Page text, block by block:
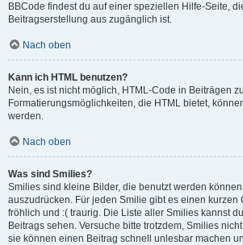
BBCode findest du auf einer speziellen Hilfe-Seite,
Beitragserstellung aus zugänglich ist.
Nach oben
Kann ich HTML benutzen?
Nein, es ist nicht möglich, HTML-Code in Beiträgen
Formatierungsmöglichkeiten, die HTML bietet,
werden.
Nach oben
Was sind Smilies?
Smilies sind kleine Bilder, die benutzt werden
auszudrücken. Für jeden Smilie gibt es einen kurzen
fröhlich und :( traurig. Die Liste aller Smilies kannst
Beitrags sehen. Versuche bitte trotzdem, Smilies
sie können einen Beitrag schnell unlesbar machen